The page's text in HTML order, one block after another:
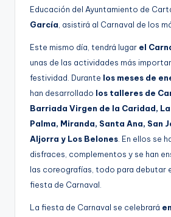
Educación del Ayuntamiento de
García, asistirá al Carnaval de los
Este mismo día, tendrá lugar el
unas de las actividades más
festividad. Durante los meses de
han desarrollado los talleres de
Barriada Virgen de la Caridad, La
Palma, Miranda, Santa Ana, San
Aljorra y Los Belones. En ellos se
disfraces, complementos y se han
las coreografías, todo para debutar
fiesta de Carnaval.
La fiesta de Carnaval se celebrará